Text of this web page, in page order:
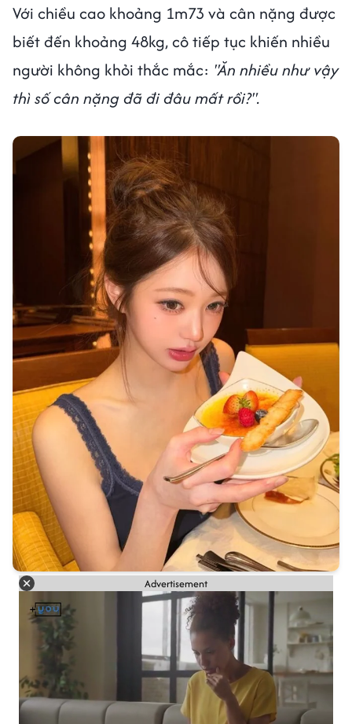
Với chiều cao khoảng 1m73 và cân nặng được
biết đến khoảng 48kg, cô tiếp tục khiến nhiều
người không khỏi thắc mắc: "Ăn nhiều như vậy
thì số cân nặng đã đi đâu mất rồi?".
Advertisement